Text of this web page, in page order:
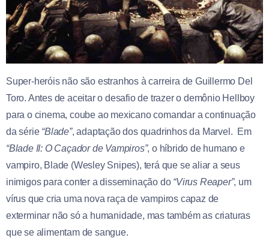
Super-heróis não são estranhos à carreira de Guillermo Del
Toro. Antes de aceitar o desafio de trazer o demônio Hellboy
para o cinema, coube ao mexicano comandar a continuação
da série “Blade”, adaptação dos quadrinhos da Marvel. Em
“Blade II: O Caçador de Vampiros”, o híbrido de humano e
vampiro, Blade (Wesley Snipes), terá que se aliar a seus
inimigos para conter a disseminação do “Virus Reaper”, um
vírus que cria uma nova raça de vampiros capaz de
exterminar não só a humanidade, mas também as criaturas
que se alimentam de sangue.